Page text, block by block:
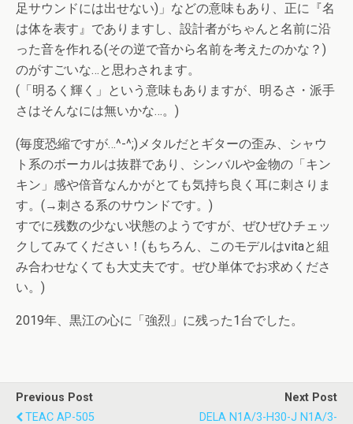
足サウンドには出せない)」などの意味もあり、正に『名
は体を表す』でありますし、設計者がちゃんと名前に沿
った音を作れる(その逆で音から名前を考えたのかな？)
のがすごいな…と思わされます。
(「明るく輝く」という意味もありますが、明るさ・派手
さはそんなには無いかな…。)
(毎度恐縮ですが…^-^;)メタルだとギターの歪み、シャウ
ト系のボーカルは抜群であり、シンバルや金物の「キン
キン」感や倍音なんかがとても気持ち良く耳に刺さりま
す。(→刺さる系のサウンドです。)
すでに残数の少ない状態のようですが、ぜひぜひチェッ
クしてみてください！(もちろん、このモデルはvitaと組
み合わせなくても大丈夫です。ぜひ単体でお求めくださ
い。)
2019年、黒江の心に「強烈」に残った1台でした。
Previous Post
TEAC AP-505
Next Post
DELA N1A/3-H30-J N1A/3-